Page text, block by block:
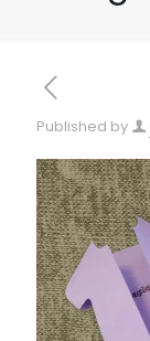
Published by